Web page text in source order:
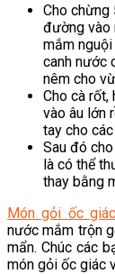
Cho chừng
đường vào
mắm
canh nước
nêm cho
Cho cà rốt,
vào âu lớn
tay cho
Sau đó
là có thể
thay bằng
Món gỏi ốc giác
nước mắm trộn
mẩn. Chúc các
món gỏi ốc giác